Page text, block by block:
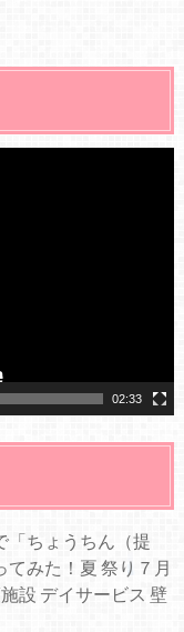
02:33
「ちょうちん（提
みた！夏 祭り７月
設 デイサービス 壁